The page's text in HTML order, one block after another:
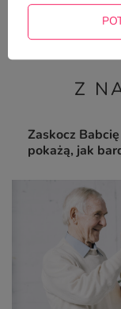
Z
Zaskocz
pokażą, jak